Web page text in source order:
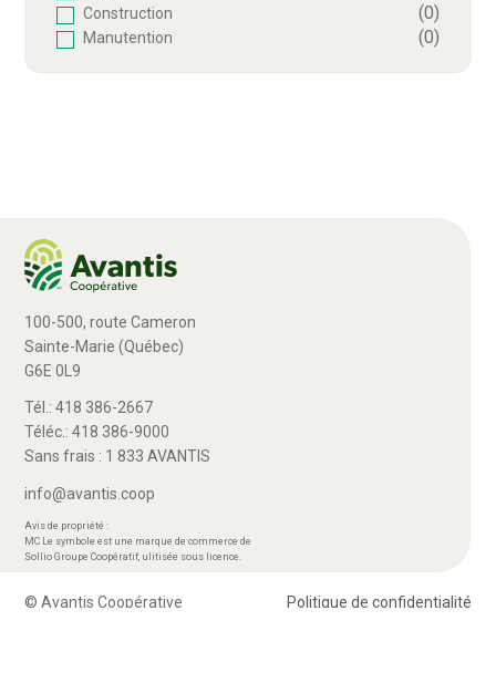
Construction (0)
Manutention (0)
100-500, route Cameron
Sainte-Marie (Québec)
G6E 0L9
Tél.: 418 386-2667
Téléc.: 418 386-9000
Sans frais : 1 833 AVANTIS
info@avantis.coop
Avis de propriété :
MC Le symbole est une marque de commerce de
Sollio Groupe Coopératif, ulitisée sous licence.
© Avantis Coopérative Politique de confidentialité